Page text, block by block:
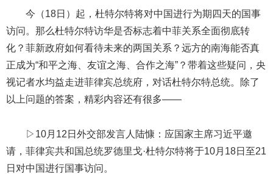
今（18日）起，杜特尔特将对中国进行为期四天的国事
访问。那么杜特尔特访华是否标志着中菲关系全面彻底转
化？菲新政府如何看待未来的两国关系？远方的南海能否真
正成为“和平之海、友谊之海、合作之海”？带着这些疑问，央
视记者水均益走进菲律宾总统府，对话杜特尔特总统。除了
以上问题的答案，精彩内容还有很多——
▷10月12日外交部发言人陆慷：应国家主席习近平邀
请，菲律宾共和国总统罗德里戈·杜特尔特将于10月18日至21
日对中国进行国事访问。